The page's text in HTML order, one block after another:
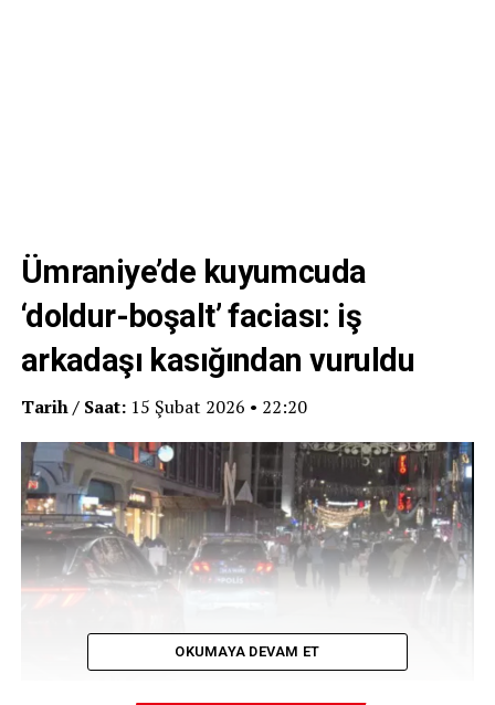
Ümraniye’de kuyumcuda
‘doldur-boşalt’ faciası: iş
arkadaşı kasığından vuruldu
Tarih / Saat:15 Şubat 2026 • 22:20
OKUMAYA DEVAM ET